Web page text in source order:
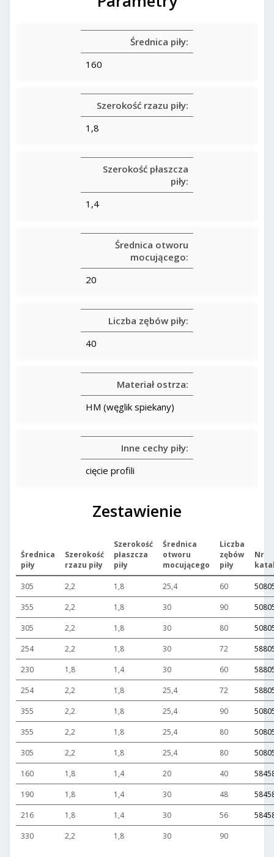
Średnica piły:
160
Szerokość rzazu piły:
1,8
Szerokość płaszcza
piły:
1,4
Średnica otworu
mocującego:
20
Liczba zębów piły:
40
Materiał ostrza:
HM (węglik spiekany)
Inne cechy piły:
cięcie profili
Zestawienie
Średnica
piły
Szerokość
rzazu piły
Szerokość
płaszcza
piły
Średnica
otworu
mocującego
Liczba
zębów
piły
Nr
305 2,2 1,8 25,4 60
355
2,2 1,8 30 90
305
2,2 1,8 30 80
254
2,2 1,8 30 72
230
1,8 1,4 30 60
254
2,2 1,8 25,4 72
355
2,2 1,8 25,4 90
355
2,2 1,8 25,4 80
305
2,2 1,8 25,4 80
160
1,8 1,4 20 40
190
1,8 1,4 30 48
216
1,8 1,4 30 56
330
2,2 1,8 30 90